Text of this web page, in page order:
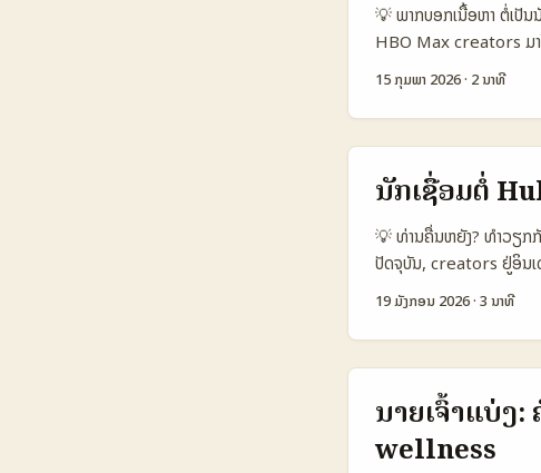
💡 ພາກບອກເນື້ອຫາ ຕໍ່ເປັ
HBO Max creators ມ
ສິນຄ້າ, ຕິດຕໍ່ແນວໃດ, ແລະ
ລາວ — ການຄົ້ນ, ການຈັດ
ກ່າວເຖິງພິຕິກໍາຈັກຕວງຫນ້
ກ່ຽວກັບການຫຍຸ້ງຍຸດຂອງ
fanbase ໃນ
ເລືອກແລະປະເມີນໂປຣໄ
TikTok Creator (NL)
45.000 📈 Avg
€600 🎯 Best Use
popular Reels,
ສະຫຼຸບໄດ້ວ່າ TikTok ເປັ
ຄຸນນະພາບສຳລັບການຂາຍ
ລັບການຂາຍແບບລັງສໍາ. ...
15 ກຸມພາ 2026· 2 ນາທີ
ນັກເຊື່ອມຕໍ່
💡 ທ່ານຄື່ນຫຍັງ? ທຳວຽກ
ປັດຈຸບັນ, creators ຢູ່ອິນ
ແມ່ນບຣານສຸຂະພາບຈາກລ
ເນື້ອຫາສຸຂະພາບ/
ອິນເດຍກຳລັງເຮັດທຸກຢ່າງ
related watch time ພັ
ອີກເຫດຜົນທີ່ແບບ
ເຕີມຄວາມໄດ້ຜົນ. ໃນນີ້ຂອ
ກະທົບໃນຕະຫຼາດ India ທີ່
19 ມັງກອນ 2026·3 ນາທີ
ນາຍເຈົ້າແບ່ງ
wellness